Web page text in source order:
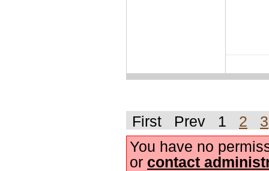
First Prev 1 2
3
You have no
or contact